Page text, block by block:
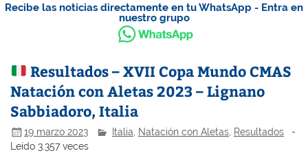
Recibe las noticias directamente en tu WhatsApp - Entra en
nuestro grupo
Resultados – XVII Copa Mundo CMAS
Natación con Aletas 2023 – Lignano
Sabbiadoro, Italia
19 marzo 2023 Italia Natación con Aletas Resultados
-
Leído 3.357 veces